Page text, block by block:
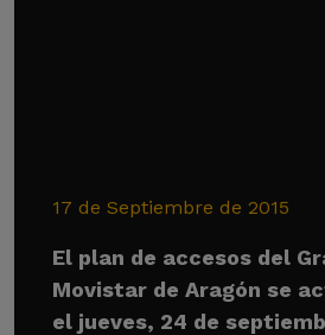
17 de Septiembre de 2015
El plan de accesos del
Movistar de Aragón se
el jueves, 24 de